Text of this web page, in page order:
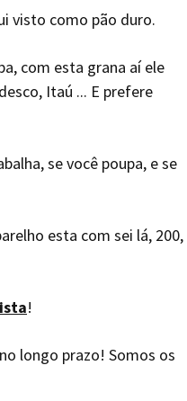
visto como pão duro.
com esta grana aí ele
Itaú ... E prefere
se você poupa, e se
esta com sei lá, 200,
!
no longo prazo! Somos os